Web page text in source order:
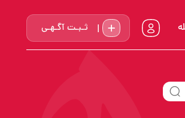
ثـبـت آگـهـی